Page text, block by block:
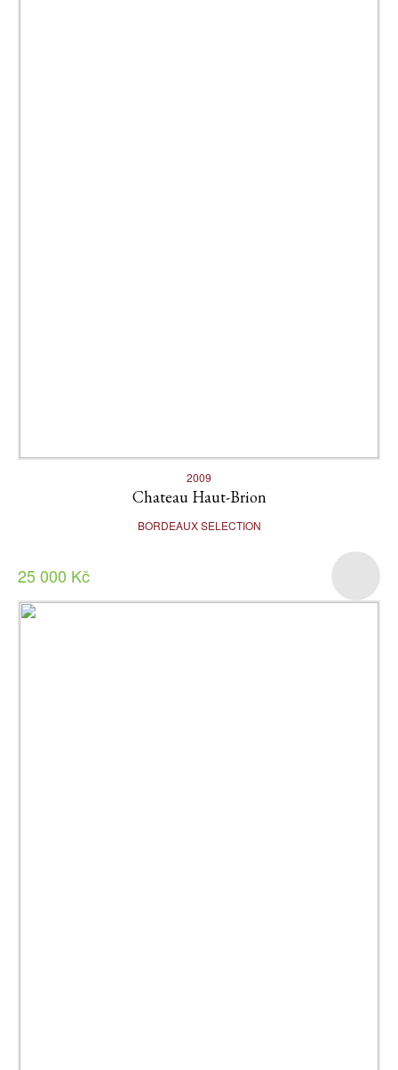
2009
Chateau Haut-Brion
BORDEAUX SELECTION
25 000 Kč